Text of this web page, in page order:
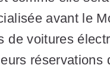
avant le
de voitures
réservations